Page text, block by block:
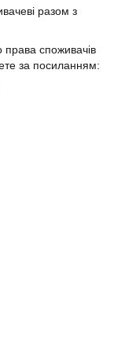
разом з
споживачів
за посиланням: